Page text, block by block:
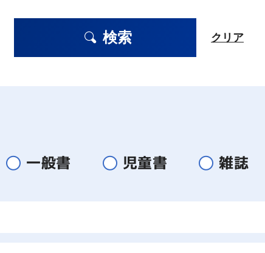
検索 クリア
一般書 児童書 雑誌